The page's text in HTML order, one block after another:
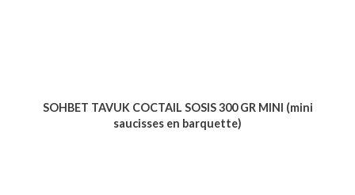
SOHBET TAVUK COCTAIL SOSIS 300 GR MINI (mini
saucisses en barquette)